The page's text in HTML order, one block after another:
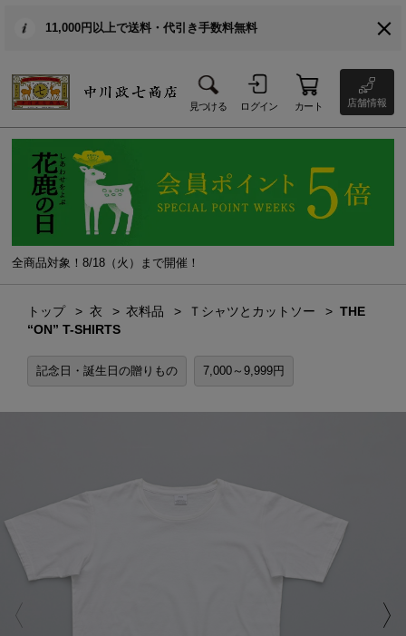
11,000円以上で送料・代引き手数料無料
見つける ログイン カート 店舗情報
全商品対象！8/18（火）まで開催！
トップ 衣 衣料品 Ｔシャツとカットソー
THE
“ON” T-SHIRTS
記念日・誕生日の贈りもの 7,000～9,999円